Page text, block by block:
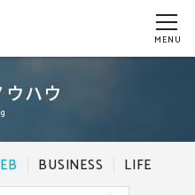
MENU
ハウ
BUSINESS LIFE